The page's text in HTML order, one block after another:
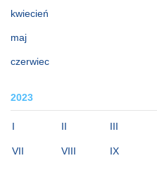
kwiecień
maj
czerwiec
2023
I II III
VII VIII IX